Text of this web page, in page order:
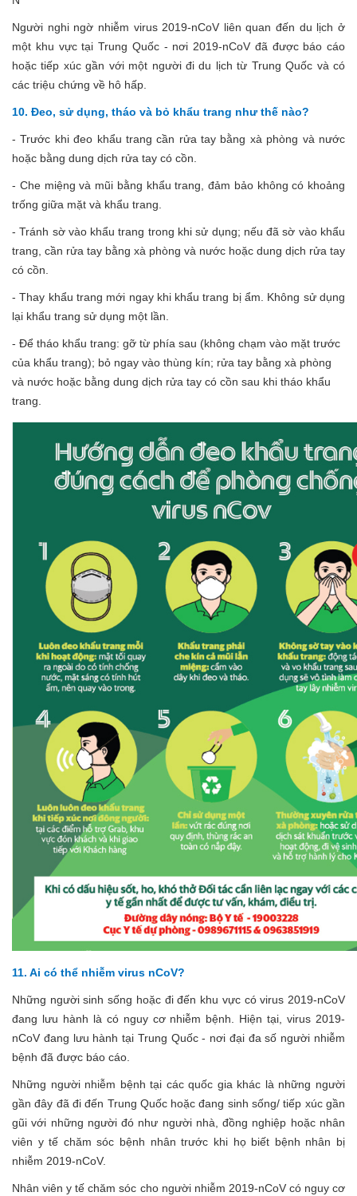
Người nghi ngờ nhiễm virus 2019-nCoV liên quan đến du lịch ở
một khu vực tại Trung Quốc - nơi 2019-nCoV đã được báo cáo
hoặc tiếp xúc gần với một người đi du lịch từ Trung Quốc và có
các triệu chứng về hô hấp.
10. Đeo, sử dụng, tháo và bỏ khẩu trang như thế nào?
- Trước khi đeo khẩu trang cần rửa tay bằng xà phòng và nước
hoặc bằng dung dịch rửa tay có cồn.
- Che miệng và mũi bằng khẩu trang, đảm bảo không có khoảng
trống giữa mặt và khẩu trang.
- Tránh sờ vào khẩu trang trong khi sử dụng; nếu đã sờ vào khẩu
trang, cần rửa tay bằng xà phòng và nước hoặc dung dịch rửa tay
có cồn.
- Thay khẩu trang mới ngay khi khẩu trang bị ẩm. Không sử dụng
lại khẩu trang sử dụng một lần.
- Để tháo khẩu trang: gỡ từ phía sau (không chạm vào mặt trước
của khẩu trang); bỏ ngay vào thùng kín; rửa tay bằng xà phòng
và nước hoặc bằng dung dịch rửa tay có cồn sau khi tháo khẩu
trang.
11. Ai có thể nhiễm virus nCoV?
Những người sinh sống hoặc đi đến khu vực có virus 2019-nCoV
đang lưu hành là có nguy cơ nhiễm bệnh. Hiện tại, virus 2019-
nCoV đang lưu hành tại Trung Quốc - nơi đại đa số người nhiễm
bệnh đã được báo cáo.
Những người nhiễm bệnh tại các quốc gia khác là những người
gần đây đã đi đến Trung Quốc hoặc đang sinh sống/ tiếp xúc gần
gũi với những người đó như người nhà, đồng nghiệp hoặc nhân
viên y tế chăm sóc bệnh nhân trước khi họ biết bệnh nhân bị
nhiễm 2019-nCoV.
Nhân viên y tế chăm sóc cho người nhiễm 2019-nCoV có nguy cơ